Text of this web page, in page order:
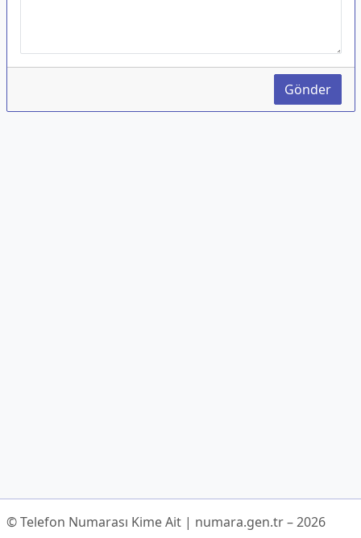
Gönder
© Telefon Numarası Kime Ait | numara.gen.tr – 2026